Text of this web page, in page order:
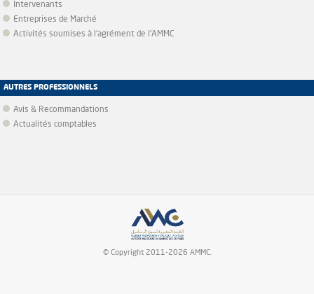
Intervenants
Entreprises de Marché
Activités soumises à l'agrément de l'AMMC
AUTRES PROFESSIONNELS
Avis & Recommandations
Actualités comptables
© Copyright 2011-2026 AMMC.